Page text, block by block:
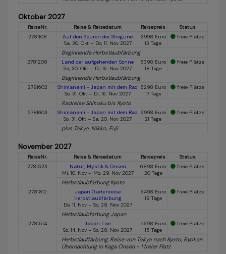
Oktober 2027
ReiseNr. Reise & Reisedatum Reisepreis
Status
2781108
Auf den Spuren der Shogune
Sa, 30. Okt – Do, 11. Nov 2027
3998 Euro
13 Tage
freie Plätze
Beginnende Herbstlaubfärbung
2781208
Land der aufgehenden Sonne
Sa, 30. Okt – Di, 16. Nov 2027
5398 Euro
18 Tage
freie Plätze
Beginnende Herbstlaubfärbung
2781602
Shimanami - Japan mit dem Rad
So, 31. Okt – Di, 16. Nov 2027
6298 Euro
17 Tage
freie Plätze
Radreise Shikoku bis Kyoto
2781603
Shimanami - Japan mit dem Rad
So, 31. Okt – Sa, 20. Nov 2027
6998 Euro
21 Tage
freie Plätze
plus Tokyo, Nikko, Fuji
November 2027
ReiseNr. Reise & Reisedatum Reisepreis
Status
2781523
Natur, Mystik & Onsen
Mi, 10. Nov – Mo, 29. Nov 2027
6898 Euro
20 Tage
freie Plätze
Herbstlaubfärbung Kyoto
2781812
Japan Gartenreise
Herbstlaubfärbung
Do, 11. Nov – So, 28. Nov 2027
6498 Euro
18 Tage
freie Plätze
Herbstlaubfärbung Japan
2781514
Japan Live
So, 14. Nov – So, 28. Nov 2027
5698 Euro
15 Tage
freie Plätze
Herbstlauffärbung, Reise von Tokyo nach Kyoto, Ryokan
Übernachtung in Kaga Onsen - 1 freier Platz